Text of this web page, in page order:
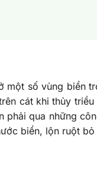
một số vùng biển
cát khi thủy triều
phải qua những
biển, lộn ruột bỏ